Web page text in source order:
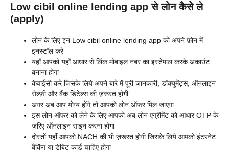
Low cibil online lending app से लोन कैसे ले
(apply)
लोन के लिए इन Low cibil online lending app को अपने फ़ोन में
इनस्टॉल करे
यहाँ आपको यहाँ आधार से लिंक मोबाइल नंबर का इस्तेमाल करके अकाउंट
बनाना होगा
केवाईसी करे जिसके लिये अपने बारे में पूरी जानकारी, डॉक्युमेंट्स, ऑनलाइन
सेल्फ़ी और बैंक डिटेल्स की ज़रूरत होगी
अगर अब आप योग्य होंगे तो आपको लोन ऑफर मिल जाएगा
इस लोन ऑफर को लेने के लिए आपको अब लोन एग्रीमेंट को आधार OTP के
ज़रिए ऑनलाइन साइन करना होगा
दोस्तों यहाँ आपको NACH की भी ज़रूरत होगी जिसके लिये आपको इंटरनेट
बैंकिंग या डेबिट कार्ड चाहिए होगा